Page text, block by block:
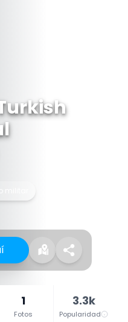
militar
1
Fotos
3.3k
Popularidad